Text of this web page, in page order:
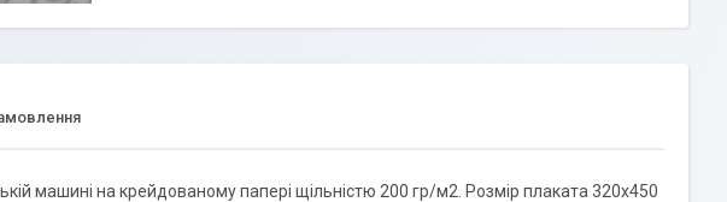
машині на крейдованому папері щільністю 200 гр/м2. Розмір плаката 320х450